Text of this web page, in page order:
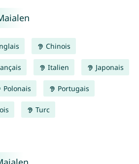
Chinois
Italien Japonais
Polonais Portugais
Turc